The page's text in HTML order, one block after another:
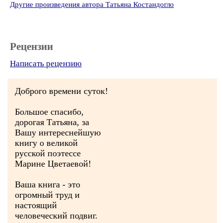
Другие произведения автора Татьяна Костандогло
Рецензии
Написать рецензию
Доброго времени суток!
Большое спасибо,
дорогая Татьяна, за
Вашу интереснейшую
книгу о великой
русской поэтессе
Марине Цветаевой!
Ваша книга - это
огромный труд и
настоящий
человеческий подвиг.